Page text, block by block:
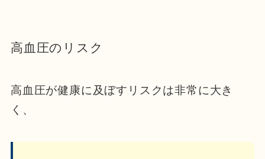
高血圧のリスク
高血圧が健康に及ぼすリスクは非常に大き
く、